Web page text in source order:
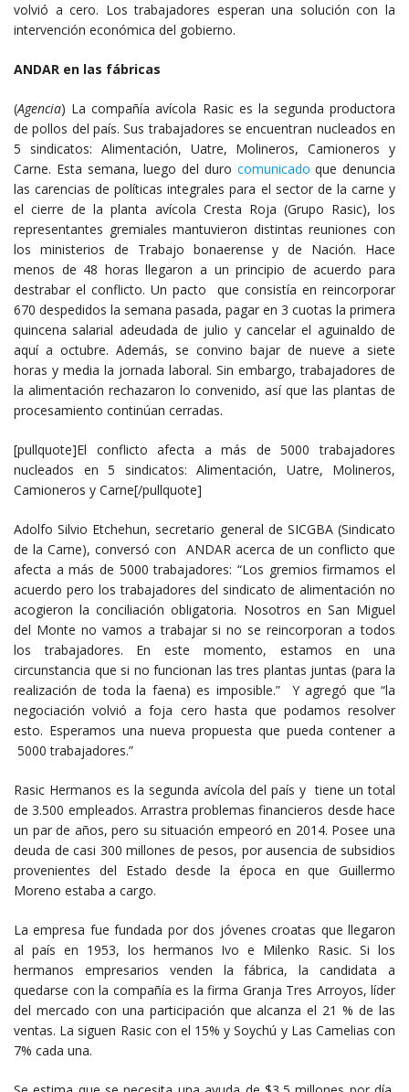
volvió a cero. Los trabajadores esperan una solución con la
intervención económica del gobierno.
ANDAR en las fábricas
(Agencia) La compañía avícola Rasic es la segunda productora
de pollos del país. Sus trabajadores se encuentran nucleados en
5 sindicatos: Alimentación, Uatre, Molineros, Camioneros y
Carne. Esta semana, luego del duro comunicadoque denuncia
las carencias de políticas integrales para el sector de la carne y
el cierre de la planta avícola Cresta Roja (Grupo Rasic), los
representantes gremiales mantuvieron distintas reuniones con
los ministerios de Trabajo bonaerense y de Nación. Hace
menos de 48 horas llegaron a un principio de acuerdo para
destrabar el conflicto. Un pacto que consistía en reincorporar
670 despedidos la semana pasada, pagar en 3 cuotas la primera
quincena salarial adeudada de julio y cancelar el aguinaldo de
aquí a octubre. Además, se convino bajar de nueve a siete
horas y media la jornada laboral. Sin embargo, trabajadores de
la alimentación rechazaron lo convenido, así que las plantas de
procesamiento continúan cerradas.
[pullquote]El conflicto afecta a más de 5000 trabajadores
nucleados en 5 sindicatos: Alimentación, Uatre, Molineros,
Camioneros y Carne[/pullquote]
Adolfo Silvio Etchehun, secretario general de SICGBA (Sindicato
de la Carne), conversó con ANDAR acerca de un conflicto que
afecta a más de 5000 trabajadores: “Los gremios firmamos el
acuerdo pero los trabajadores del sindicato de alimentación no
acogieron la conciliación obligatoria. Nosotros en San Miguel
del Monte no vamos a trabajar si no se reincorporan a todos
los trabajadores. En este momento, estamos en una
circunstancia que si no funcionan las tres plantas juntas (para la
realización de toda la faena) es imposible.” Y agregó que “la
negociación volvió a foja cero hasta que podamos resolver
esto. Esperamos una nueva propuesta que pueda contener a
5000 trabajadores.”
Rasic Hermanos es la segunda avícola del país y tiene un total
de 3.500 empleados. Arrastra problemas financieros desde hace
un par de años, pero su situación empeoró en 2014. Posee una
deuda de casi 300 millones de pesos, por ausencia de subsidios
provenientes del Estado desde la época en que Guillermo
Moreno estaba a cargo.
La empresa fue fundada por dos jóvenes croatas que llegaron
al país en 1953, los hermanos Ivo e Milenko Rasic. Si los
hermanos empresarios venden la fábrica, la candidata a
quedarse con la compañía es la firma Granja Tres Arroyos, líder
del mercado con una participación que alcanza el 21 % de las
ventas. La siguen Rasic con el 15% y Soychú y Las Camelias con
7% cada una.